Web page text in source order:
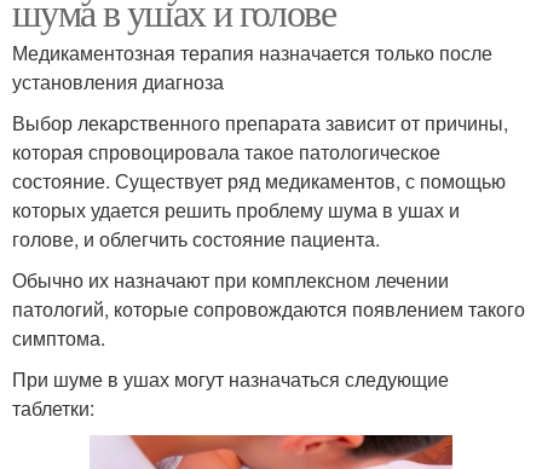
шума в ушах и голове
Медикаментозная терапия назначается только после
установления диагноза
Выбор лекарственного препарата зависит от причины,
которая спровоцировала такое патологическое
состояние. Существует ряд медикаментов, с помощью
которых удается решить проблему шума в ушах и
голове, и облегчить состояние пациента.
Обычно их назначают при комплексном лечении
патологий, которые сопровождаются появлением такого
симптома.
При шуме в ушах могут назначаться следующие
таблетки: